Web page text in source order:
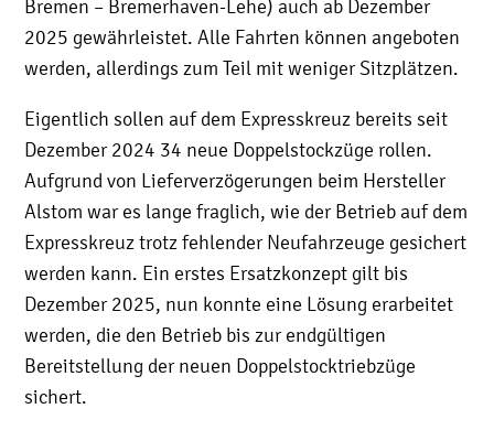
Bremen – Bremerhaven-Lehe) auch ab Dezember
2025 gewährleistet. Alle Fahrten können angeboten
werden, allerdings zum Teil mit weniger Sitzplätzen.
Eigentlich sollen auf dem Expresskreuz bereits seit
Dezember 2024 34 neue Doppelstockzüge rollen.
Aufgrund von Lieferverzögerungen beim Hersteller
Alstom war es lange fraglich, wie der Betrieb auf dem
Expresskreuz trotz fehlender Neufahrzeuge gesichert
werden kann. Ein erstes Ersatzkonzept gilt bis
Dezember 2025, nun konnte eine Lösung erarbeitet
werden, die den Betrieb bis zur endgültigen
Bereitstellung der neuen Doppelstocktriebzüge
sichert.